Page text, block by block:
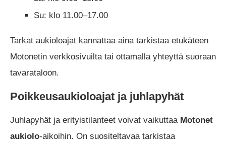
Su: klo 11.00–17.00
Tarkat aukioloajat kannattaa aina tarkistaa etukäteen
Motonetin verkkosivuilta tai ottamalla yhteyttä suoraan
tavarataloon.
Poikkeusaukioloajat ja juhlapyhät
Juhlapyhät ja erityistilanteet voivat vaikuttaa Motonet
aukiolo-aikoihin. On suositeltavaa tarkistaa